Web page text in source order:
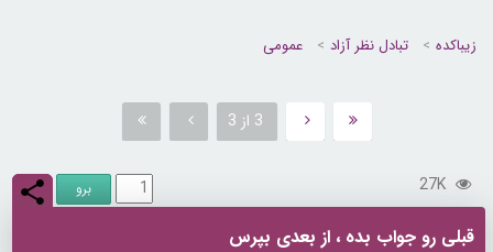
زیباکده تبادل نظر آزاد عمومی
3 از 3
27K
قبلی رو جواب بده ، از بعدی بپرس